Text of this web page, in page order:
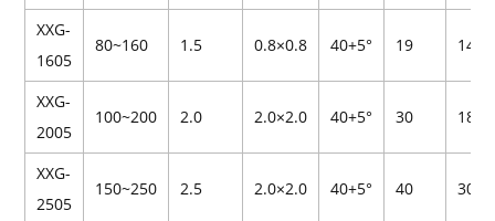
XXG-
1605
80~160 1.5 0.8×0.8 40+5° 19 14.5
XXG-
2005
100~200 2.0 2.0×2.0 40+5° 30 18
XXG-
2505
150~250 2.5 2.0×2.0 40+5° 40 30.5